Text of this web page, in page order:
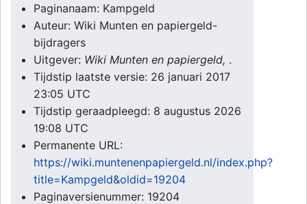
Paginanaam: Kampgeld
Auteur: Wiki Munten en papiergeld-
bijdragers
Uitgever: Wiki Munten en papiergeld, .
Tijdstip laatste versie: 26 januari 2017
23:05 UTC
Tijdstip geraadpleegd: 8 augustus 2026
19:08 UTC
Permanente URL:
https://wiki.muntenenpapiergeld.nl/index.php?
title=Kampgeld&oldid=19204
Paginaversienummer: 19204